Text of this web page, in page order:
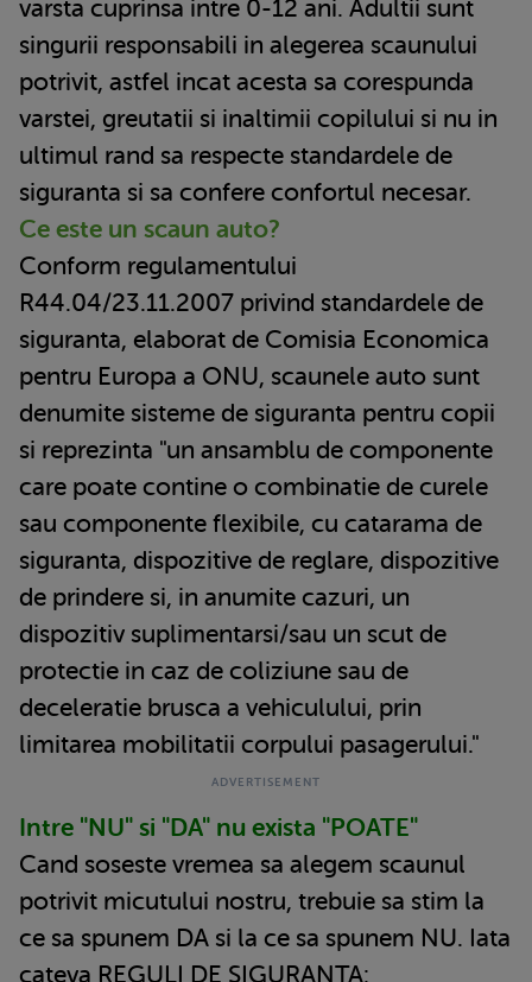
varsta cuprinsa intre 0-12 ani. Adultii sunt
singurii responsabili in alegerea scaunului
potrivit, astfel incat acesta sa corespunda
varstei, greutatii si inaltimii copilului si nu in
ultimul rand sa respecte standardele de
siguranta si sa confere confortul necesar.
Ce este un scaun auto?
Conform regulamentului
R44.04/23.11.2007 privind standardele de
siguranta, elaborat de Comisia Economica
pentru Europa a ONU, scaunele auto sunt
denumite sisteme de siguranta pentru copii
si reprezinta "un ansamblu de componente
care poate contine o combinatie de curele
sau componente flexibile, cu catarama de
siguranta, dispozitive de reglare, dispozitive
de prindere si, in anumite cazuri, un
dispozitiv suplimentarsi/sau un scut de
protectie in caz de coliziune sau de
deceleratie brusca a vehiculului, prin
limitarea mobilitatii corpului pasagerului."
Intre "NU" si "DA" nu exista "POATE"
Cand soseste vremea sa alegem scaunul
potrivit micutului nostru, trebuie sa stim la
ce sa spunem DA si la ce sa spunem NU. Iata
cateva REGULI DE SIGURANTA: